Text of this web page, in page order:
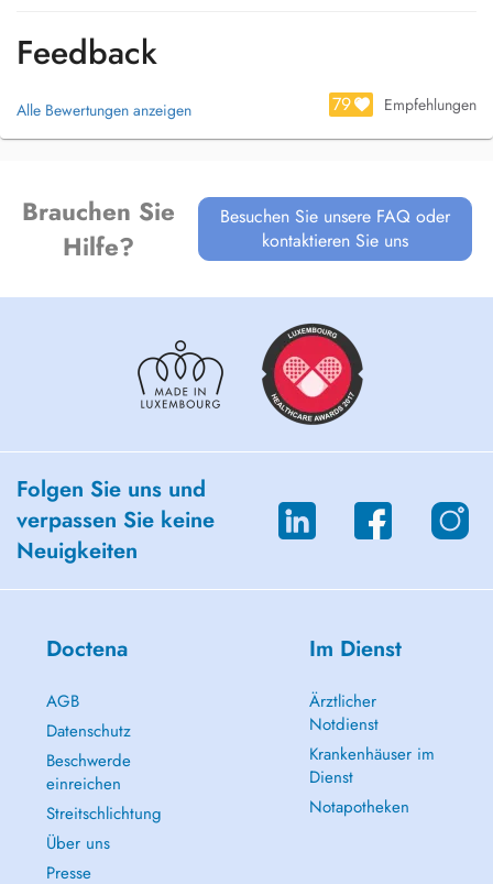
Feedback
Alle Bewertungen anzeigen 79 Empfehlungen
Brauchen Sie
Hilfe?
Besuchen Sie unsere FAQ oder
kontaktieren Sie uns
Folgen Sie uns und
verpassen Sie keine
Neuigkeiten
Doctena
AGB
Datenschutz
Beschwerde
einreichen
Streitschlichtung
Über uns
Presse
Im Dienst
Ärztlicher
Notdienst
Krankenhäuser im
Dienst
Notapotheken